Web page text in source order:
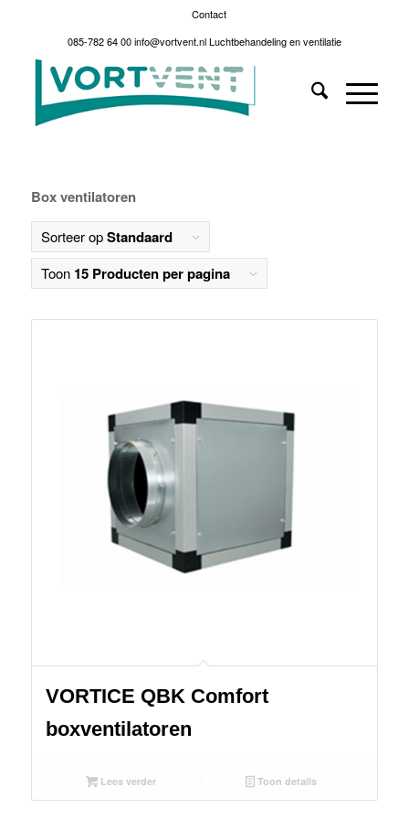
Contact
085-782 64 00info@vortvent.nlLuchtbehandeling en ventilatie
Box ventilatoren
Sorteer opStandaard
Toon 15 Producten per pagina
VORTICE QBK Comfort
boxventilatoren
Lees verder Toon details